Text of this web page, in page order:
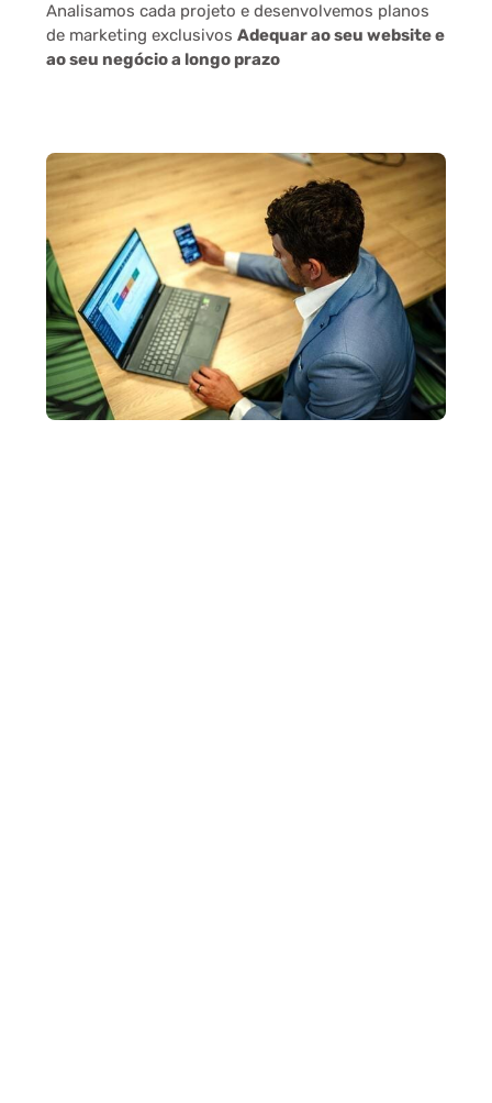
Analisamos cada projeto e desenvolvemos planos
de marketing exclusivos Adequar ao seu website e
ao seu negócio a longo prazo